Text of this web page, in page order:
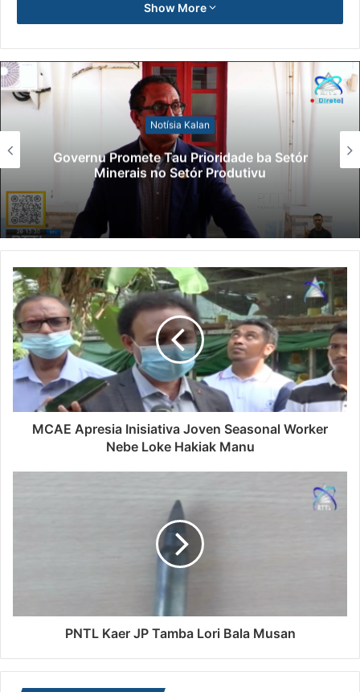
Show More
Notísia Kalan
Lei Siberseguransa Ajuda Autoridade
Polisiál Kaptura Autór Kriminozu ho
Paradeiru Iha Estranjeiru
MCAE Apresia Inisiativa Joven Seasonal Worker
Nebe Loke Hakiak Manu
PNTL Kaer JP Tamba Lori Bala Musan